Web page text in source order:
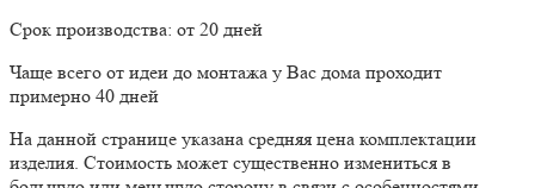
Срок производства: от 20 дней
Чаще всего от идеи до монтажа у Вас дома проходит
примерно 40 дней
На данной странице указана средняя цена комплектации
изделия. Стоимость может существенно измениться в